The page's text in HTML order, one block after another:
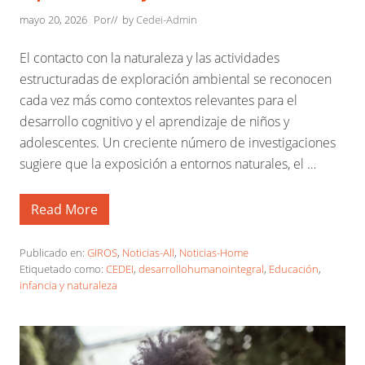
a
e
u
c
a
i
ó
n
i
f
n
t
i
y
e
l
d
a
r
r
mayo 20, 2026 Por// byCedei-Admin
El contacto con la naturaleza y las actividades
estructuradas de exploración ambiental se reconocen
cada vez más como contextos relevantes para el
desarrollo cognitivo y el aprendizaje de niños y
adolescentes. Un creciente número de investigaciones
sugiere que la exposición a entornos naturales, el …
L
a
a
t
u
r
e
z
a
Read More
Publicado en: GIROS, Noticias-All, Noticias-Home
Etiquetado como: CEDEI, desarrollohumanointegral, Educación,
infancia y naturaleza